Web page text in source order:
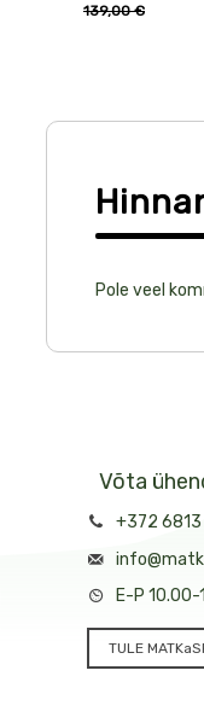
139,00 €
Pole veel
Võta
+372 6813
E-P 10.00-
TULE